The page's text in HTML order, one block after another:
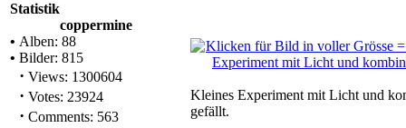
Statistik
coppermine
• Alben: 88
• Bilder: 815
· Views: 1300604
· Votes: 23924
· Comments: 563
Kleines Experiment mit Licht und
gefällt.